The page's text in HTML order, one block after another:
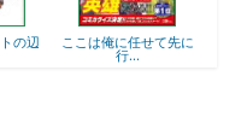
俺に任せて先に 最強出涸らし皇子の
躍...